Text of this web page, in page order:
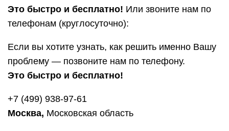
Это быстро и бесплатно! Или звоните нам по
телефонам (круглосуточно):
Если вы хотите узнать, как решить именно Вашу
проблему — позвоните нам по телефону.
Это быстро и бесплатно!
+7 (499) 938-97-61
Москва, Московская область